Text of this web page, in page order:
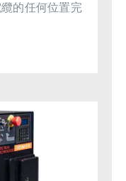
的任何位置完